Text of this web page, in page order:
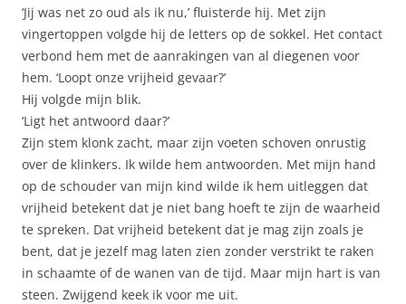
‘Jij was net zo oud als ik nu,’ fluisterde hij. Met zijn
vingertoppen volgde hij de letters op de sokkel. Het contact
verbond hem met de aanrakingen van al diegenen voor
hem. ‘Loopt onze vrijheid gevaar?’
Hij volgde mijn blik.
‘Ligt het antwoord daar?’
Zijn stem klonk zacht, maar zijn voeten schoven onrustig
over de klinkers. Ik wilde hem antwoorden. Met mijn hand
op de schouder van mijn kind wilde ik hem uitleggen dat
vrijheid betekent dat je niet bang hoeft te zijn de waarheid
te spreken. Dat vrijheid betekent dat je mag zijn zoals je
bent, dat je jezelf mag laten zien zonder verstrikt te raken
in schaamte of de wanen van de tijd. Maar mijn hart is van
steen. Zwijgend keek ik voor me uit.